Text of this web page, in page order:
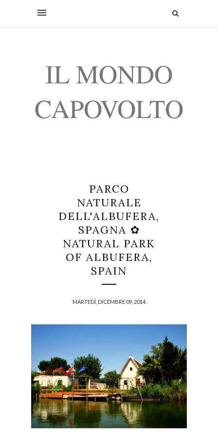
IL MONDO
CAPOVOLTO
PARCO
NATURALE
DELL'ALBUFERA,
SPAGNA ✿
NATURAL PARK
OF ALBUFERA,
SPAIN
MARTEDÌ, DICEMBRE 09, 2014